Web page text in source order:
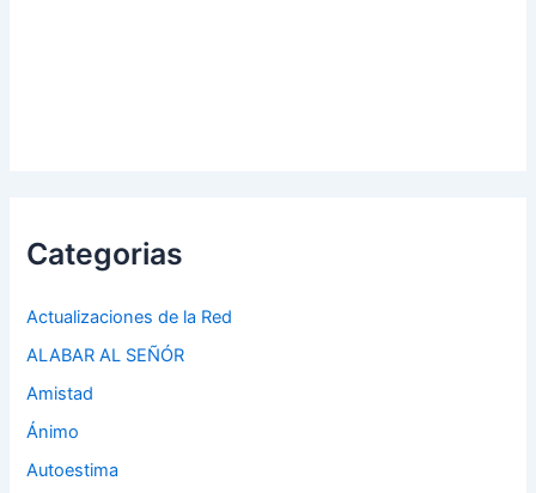
Categorias
Actualizaciones de la Red
ALABAR AL SEÑÓR
Amistad
Ánimo
Autoestima